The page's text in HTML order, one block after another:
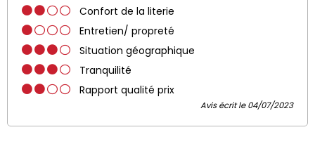
Confort de la literie
Entretien/ propreté
Situation géographique
Tranquilité
Rapport qualité prix
Avis écrit le 04/07/2023